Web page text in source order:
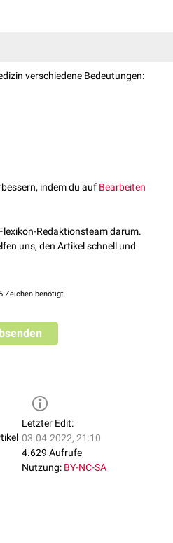
verschiedene Bedeutungen:
indem du auf Bearbeiten
Redaktionsteam darum.
uns, den Artikel schnell und
Zeichen benötigt.
Letzter Edit:
03.04.2022, 21:10
4.629 Aufrufe
Nutzung: BY-NC-SA